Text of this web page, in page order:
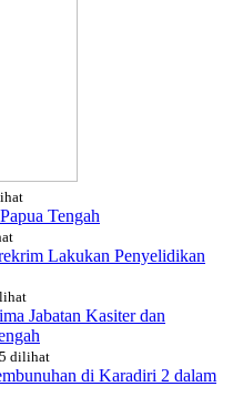
Tengah
Lakukan Penyelidikan
Jabatan Kasiter dan
dilihat
di Karadiri 2 dalam